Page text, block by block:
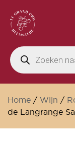
Home / Wijn /
de Langrange